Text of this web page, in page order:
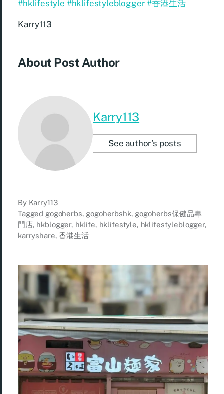
#hklifestyle #hklifestyleblogger #香港生活
Karry113
About Post Author
Karry113
See author's posts
By Karry113
Tagged gogoherbs, gogoherbshk, gogoherbs保健品專
門店, hkblogger, hklife, hklifestyle, hklifestyleblogger,
karryshare,香港生活